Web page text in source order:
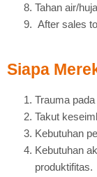
Tahan air/
After sales
Siapa
Trauma
Takut
Kebutuhan
Kebutuhan
produktifitas.